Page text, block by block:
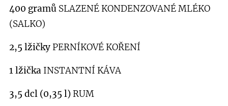
400 gramů SLAZENÉ KONDENZOVANÉ MLÉKO
(SALKO)
2,5 lžičky PERNÍKOVÉ KOŘENÍ
1 lžička INSTANTNÍ KÁVA
3,5 dcl (0,35 l)RUM